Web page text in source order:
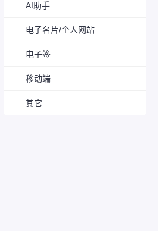
AI助手
电子名片/个人网站
电子签
移动端
其它